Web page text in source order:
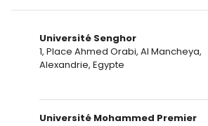
Université Senghor
1, Place Ahmed Orabi, Al Mancheya,
Alexandrie, Egypte
Université Mohammed Premier